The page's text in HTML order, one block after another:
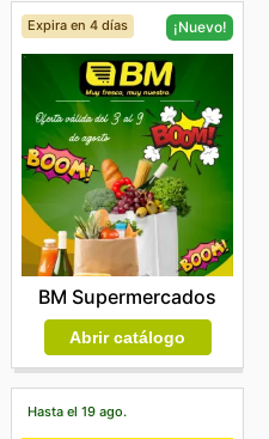
Expira en 4 días ¡Nuevo!
BM Supermercados
Abrir catálogo
Hasta el 19 ago.